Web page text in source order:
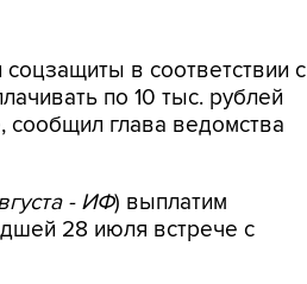
соцзащиты в соответствии с
по 10 тыс. рублей
сообщил глава ведомства
- ИФ) выплатим
28 июля встрече с